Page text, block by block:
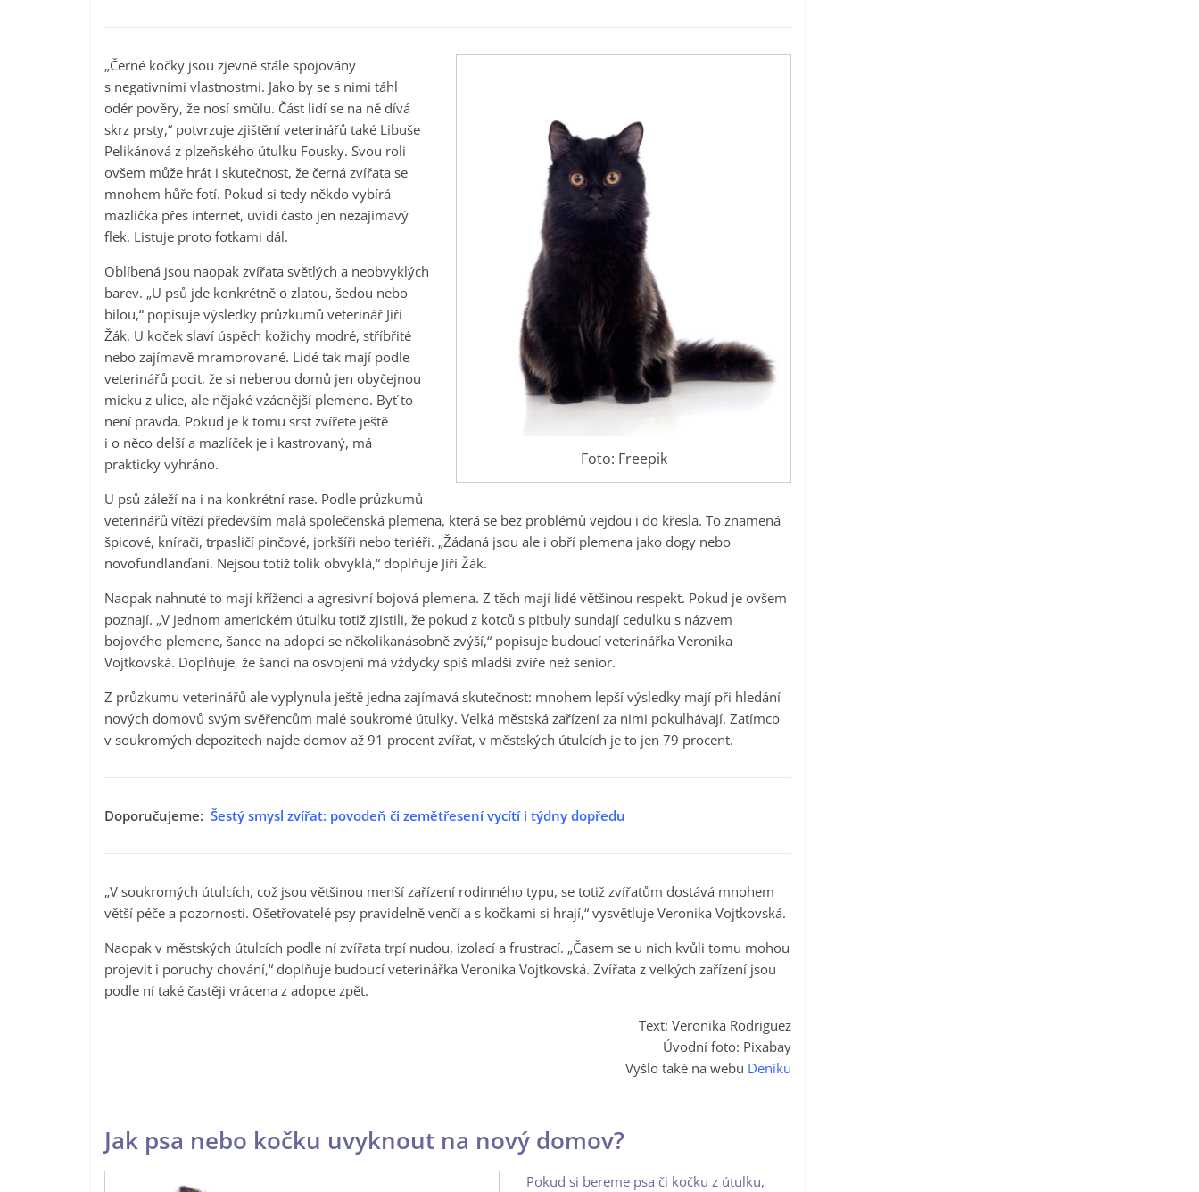
Foto: Freepik
„Černé kočky jsou zjevně stále spojovány
s negativními vlastnostmi. Jako by se s nimi táhl
odér pověry, že nosí smůlu. Část lidí se na ně dívá
skrz prsty,“ potvrzuje zjištění veterinářů také Libuše
Pelikánová z plzeňského útulku Fousky. Svou roli
ovšem může hrát i skutečnost, že černá zvířata se
mnohem hůře fotí. Pokud si tedy někdo vybírá
mazlíčka přes internet, uvidí často jen nezajímavý
flek. Listuje proto fotkami dál.
Oblíbená jsou naopak zvířata světlých a neobvyklých
barev. „U psů jde konkrétně o zlatou, šedou nebo
bílou,“ popisuje výsledky průzkumů veterinář Jiří
Žák. U koček slaví úspěch kožichy modré, stříbřité
nebo zajímavě mramorované. Lidé tak mají podle
veterinářů pocit, že si neberou domů jen obyčejnou
micku z ulice, ale nějaké vzácnější plemeno. Byť to
není pravda. Pokud je k tomu srst zvířete ještě
i o něco delší a mazlíček je i kastrovaný, má
prakticky vyhráno.
U psů záleží na i na konkrétní rase. Podle průzkumů
veterinářů vítězí především malá společenská plemena, která se bez problémů vejdou i do křesla. To znamená
špicové, knírači, trpasličí pinčové, jorkšíři nebo teriéři. „Žádaná jsou ale i obří plemena jako dogy nebo
novofundlanďani. Nejsou totiž tolik obvyklá,“ doplňuje Jiří Žák.
Naopak nahnuté to mají kříženci a agresivní bojová plemena. Z těch mají lidé většinou respekt. Pokud je ovšem
poznají. „V jednom americkém útulku totiž zjistili, že pokud z kotců s pitbuly sundají cedulku s názvem
bojového plemene, šance na adopci se několikanásobně zvýší,“ popisuje budoucí veterinářka Veronika
Vojtkovská. Doplňuje, že šanci na osvojení má vždycky spíš mladší zvíře než senior.
Z průzkumu veterinářů ale vyplynula ještě jedna zajímavá skutečnost: mnohem lepší výsledky mají při hledání
nových domovů svým svěřencům malé soukromé útulky. Velká městská zařízení za nimi pokulhávají. Zatímco
v soukromých depozitech najde domov až 91 procent zvířat, v městských útulcích je to jen 79 procent.
Doporučujeme: Šestý smysl zvířat: povodeň či zemětřesení vycítí i týdny dopředu
„V soukromých útulcích, což jsou většinou menší zařízení rodinného typu, se totiž zvířatům dostává mnohem
větší péče a pozornosti. Ošetřovatelé psy pravidelně venčí a s kočkami si hrají,“ vysvětluje Veronika Vojtkovská.
Naopak v městských útulcích podle ní zvířata trpí nudou, izolací a frustrací. „Časem se u nich kvůli tomu mohou
projevit i poruchy chování,“ doplňuje budoucí veterinářka Veronika Vojtkovská. Zvířata z velkých zařízení jsou
podle ní také častěji vrácena z adopce zpět.
Text: Veronika Rodriguez
Úvodní foto: Pixabay
Vyšlo také na webu Deníku
Jak psa nebo kočku uvyknout na nový domov?
Pokud si bereme psa či kočku z útulku,